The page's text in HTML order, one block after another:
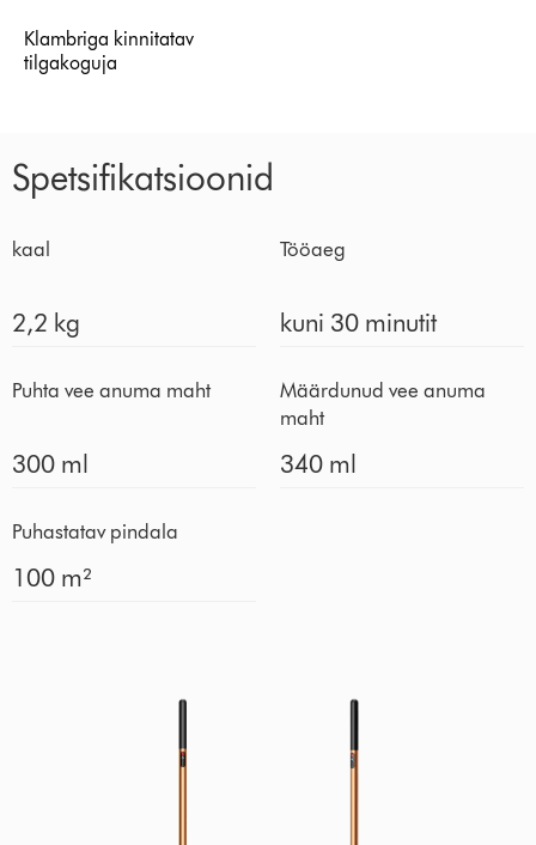
Klambriga kinnitatav
tilgakoguja
Spetsifikatsioonid
kaal
2,2 kg
Tööaeg
kuni 30 minutit
Puhta vee anuma maht
300 ml
Määrdunud vee anuma
maht
340 ml
Puhastatav pindala
100 m²